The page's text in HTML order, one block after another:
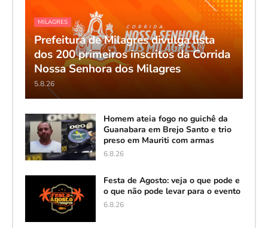
MILAGRES
Prefeitura de Milagres divulga lista
dos 200 primeiros inscritos da Corrida
Nossa Senhora dos Milagres
5.8.26
Homem ateia fogo no guichê da
Guanabara em Brejo Santo e trio
preso em Mauriti com armas
6.8.26
Festa de Agosto: veja o que pode e
o que não pode levar para o evento
6.8.26